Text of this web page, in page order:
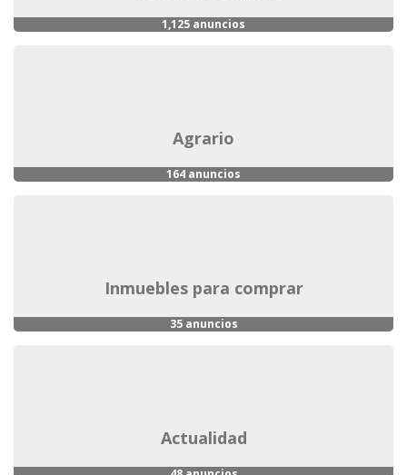
1,125 anuncios
agrario
164 anuncios
inmuebles para comprar
35 anuncios
actualidad